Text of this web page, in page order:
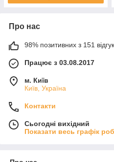
Про нас
98% позитивних з 151
Працює з 03.08.2017
м. Київ
Київ, Україна
Контакти
Сьогодні вихідний
Показати весь графік